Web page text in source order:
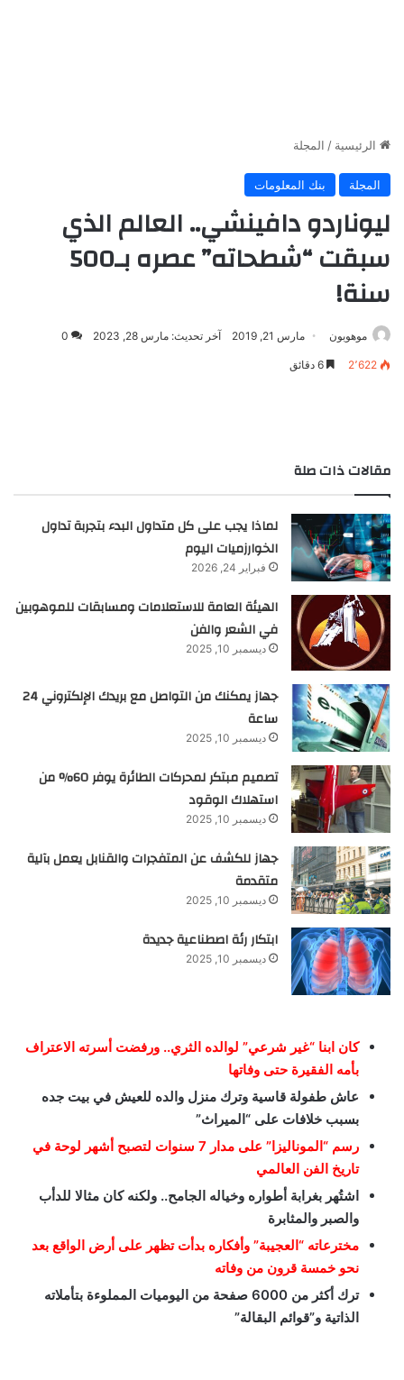
الرئيسية / المجلة
المجلة بنك المعلومات
ليوناردو دافينشي.. العالم الذي
سبقت “شطحاته” عصره بـ500
سنة!
موهوبون مارس 21, 2019 آخر تحديث: مارس 28, 2023 0
2٬622
مقالات ذات صلة
لماذا يجب على كل متداول البدء بتجربة تداول
الخوارزميات اليوم
فبراير 24, 2026
الهيئة العامة للاستعلامات ومسابقات للموهوبين
في الشعر والفن
ديسمبر 10, 2025
جهاز يمكنك من التواصل مع بريدك الإلكتروني 24
ساعة
ديسمبر 10, 2025
تصميم مبتكر لمحركات الطائرة يوفر 60% من
استهلاك الوقود
ديسمبر 10, 2025
جهاز للكشف عن المتفجرات والقنابل يعمل بآلية
متقدمة
ديسمبر 10, 2025
ابتكار رئة اصطناعية جديدة
ديسمبر 10, 2025
كان ابنا “غير شرعي” لوالده الثري.. ورفضت أسرته الاعتراف
بأمه الفقيرة حتى وفاتها
عاش طفولة قاسية وترك منزل والده للعيش في بيت جده
بسبب خلافات على “الميراث”
رسم “الموناليزا” على مدار 7 سنوات لتصبح أشهر لوحة في
تاريخ الفن العالمي
اشتُهر بغرابة أطواره وخياله الجامح.. ولكنه كان مثالا للدأب
والصبر والمثابرة
مخترعاته “العجيبة” وأفكاره بدأت تظهر على أرض الواقع بعد
نحو خمسة قرون من وفاته
ترك أكثر من 6000 صفحة من اليوميات المملوءة بتأملاته
الذاتية و”قوائم البقالة”